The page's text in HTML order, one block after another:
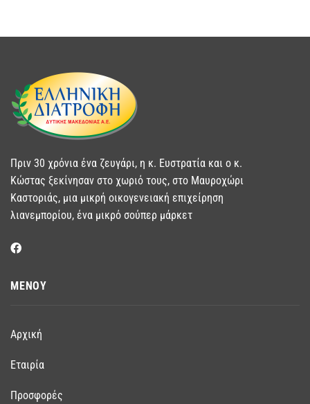
Πριν 30 χρόνια ένα ζευγάρι, η κ. Ευστρατία και ο κ.
Κώστας ξεκίνησαν στο χωριό τους, στο Μαυροχώρι
Καστοριάς, μια μικρή οικογενειακή επιχείρηση
λιανεμπορίου, ένα μικρό σούπερ μάρκετ
ΜΕΝΟΥ
Αρχική
Εταιρία
Προσφορές